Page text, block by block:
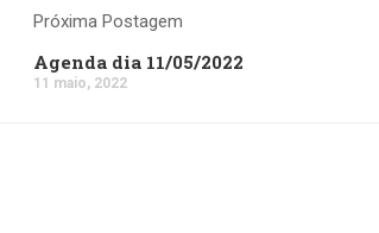
Próxima Postagem
Agenda dia 11/05/2022
11 maio, 2022